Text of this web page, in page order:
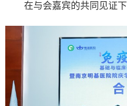
在与会嘉宾的共同见证